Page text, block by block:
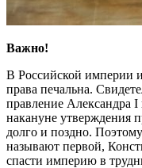
Важно!
В Российской империи
права печальна.
правление Александра I
накануне утверждения
долго и поздно.
называют первой,
спасти империю в